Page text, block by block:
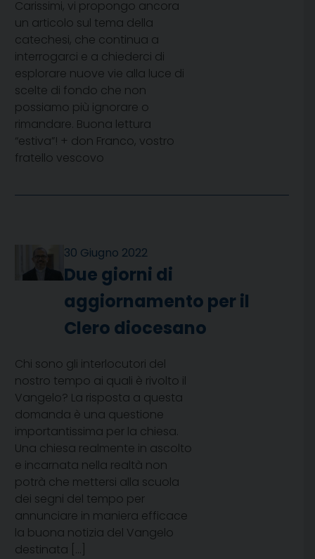
Carissimi, vi propongo ancora
un articolo sul tema della
catechesi, che continua a
interrogarci e a chiederci di
esplorare nuove vie alla luce di
scelte di fondo che non
possiamo più ignorare o
rimandare. Buona lettura
“estiva”! + don Franco, vostro
fratello vescovo
30 Giugno 2022
Due giorni di
aggiornamento per il
Clero diocesano
Chi sono gli interlocutori del
nostro tempo ai quali è rivolto il
Vangelo? La risposta a questa
domanda è una questione
importantissima per la chiesa.
Una chiesa realmente in ascolto
e incarnata nella realtà non
potrà che mettersi alla scuola
dei segni del tempo per
annunciare in maniera efficace
la buona notizia del Vangelo
destinata […]